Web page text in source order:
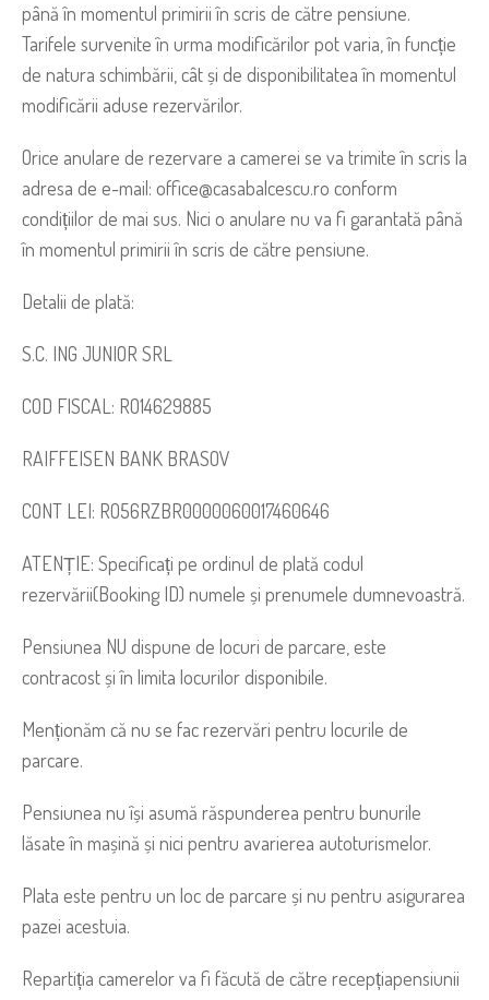
până în momentul primirii în scris de către pensiune.
Tarifele survenite în urma modificărilor pot varia, în funcție
de natura schimbării, cât și de disponibilitatea în momentul
modificării aduse rezervărilor.
Orice anulare de rezervare a camerei se va trimite în scris la
adresa de e-mail: office@casabalcescu.ro conform
condițiilor de mai sus. Nici o anulare nu va fi garantată până
în momentul primirii în scris de către pensiune.
Detalii de plată:
S.C. ING JUNIOR SRL
COD FISCAL: RO14629885
RAIFFEISEN BANK BRASOV
CONT LEI: RO56RZBR0000060017460646
ATENȚIE: Specificați pe ordinul de plată codul
rezervării(Booking ID) numele și prenumele dumnevoastră.
Pensiunea NU dispune de locuri de parcare, este
contracost și în limita locurilor disponibile.
Menționăm că nu se fac rezervări pentru locurile de
parcare.
Pensiunea nu își asumă răspunderea pentru bunurile
lăsate în mașină și nici pentru avarierea autoturismelor.
Plata este pentru un loc de parcare și nu pentru asigurarea
pazei acestuia.
Repartiția camerelor va fi făcută de către recepțiapensiunii